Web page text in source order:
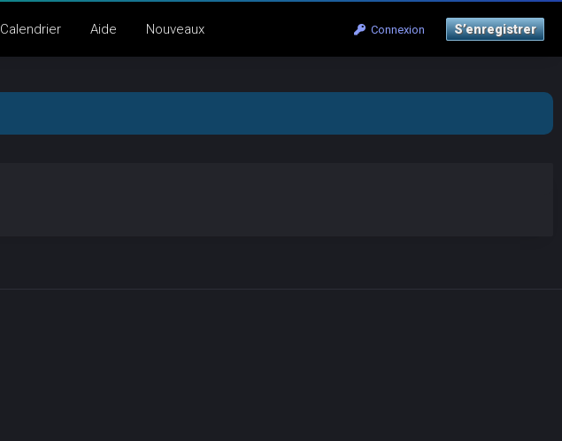
Connexion S’enregistrer
Calendrier Aide Nouveaux